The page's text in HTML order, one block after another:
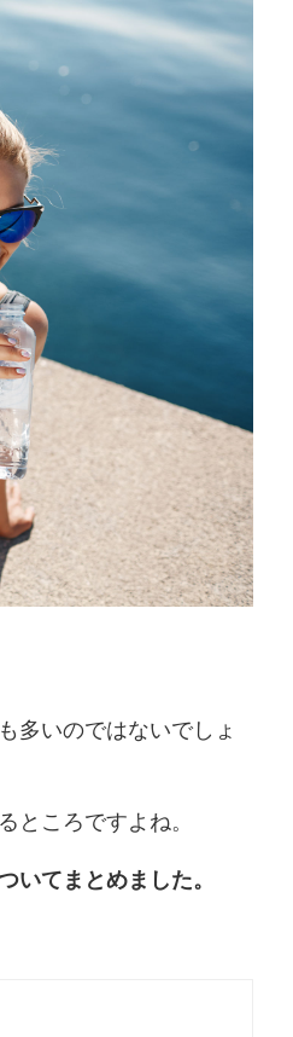
多いのではないでしょ
ところですよね。
いてまとめました。